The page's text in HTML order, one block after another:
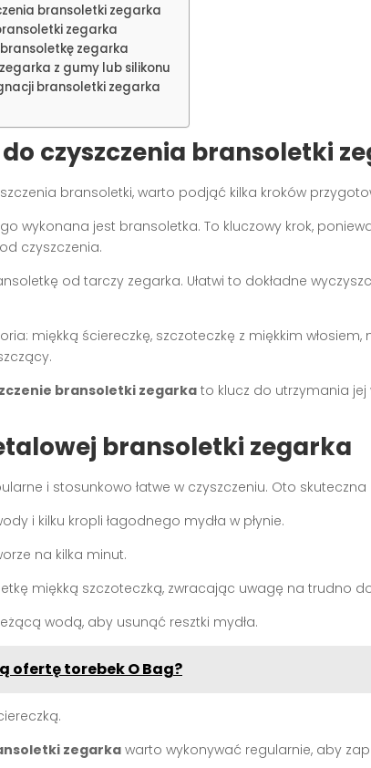
bransoletki zegarka
zegarka
zegarka
z gumy lub silikonu
bransoletki zegarka
czyszczenia bransoletki
bransoletki, warto podjąć kilka kroków
wykonana jest bransoletka. To kluczowy krok,
czyszczenia.
od tarczy zegarka. Ułatwi to dokładne
miękką ściereczkę, szczoteczkę z miękkim włosiem,
bransoletki zegarka to klucz do utrzymania jej
bransoletki zegarka
i stosunkowo łatwe w czyszczeniu. Oto
i kilku kropli łagodnego mydła w płynie.
na kilka minut.
miękką szczoteczką, zwracając uwagę na trudno
wodą, aby usunąć resztki mydła.
ofertę torebek O Bag?
zegarka warto wykonywać regularnie, aby